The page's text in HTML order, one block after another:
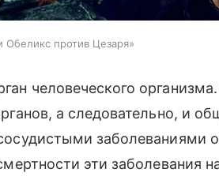
Обеликс против Цезаря»
человеческого
а следовательно, и
заболеваниями
эти заболевания